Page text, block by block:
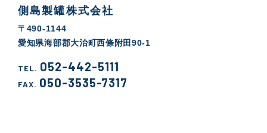
側島製罐株式会社
〒490-1144
愛知県海部郡大治町西條附田90-1
TEL. 052-442-5111
FAX. 050-3535-7317